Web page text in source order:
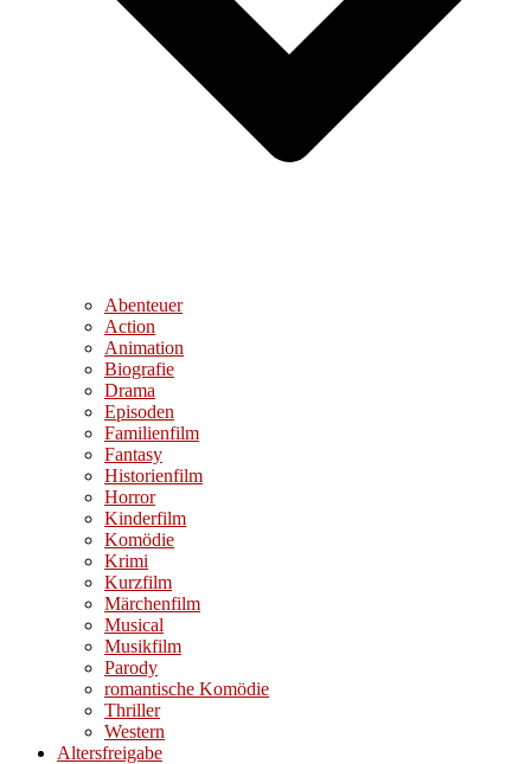
Abenteuer
Action
Animation
Biografie
Drama
Episoden
Familienfilm
Fantasy
Historienfilm
Horror
Kinderfilm
Komödie
Krimi
Kurzfilm
Märchenfilm
Musical
Musikfilm
Parody
romantische Komödie
Thriller
Western
Altersfreigabe